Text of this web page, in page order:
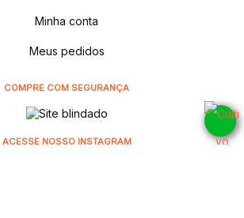
Minha conta
Meus pedidos
COMPRE COM SEGURANÇA
ACESSE NOSSO INSTAGRAM